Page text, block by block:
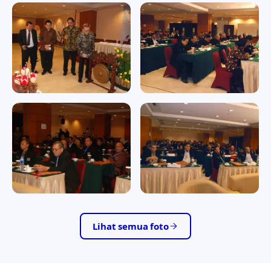
Memperingati Hari Raya
Nyepi Tahun Baru Saka
1941
Memperingati Hari Raya
Nyepi Tahun Baru Saka 1941
RAPAT KERJA II/2016
RAPAT KERJA II/2016
RAPAT KERJA II/2016
RAPAT KERJA II/2016
RAPAT KERJA II/2016
RAPAT KERJA II/2016
RAPAT KERJA II/2016 RAPAT KERJA II/2016
Lihat semua foto